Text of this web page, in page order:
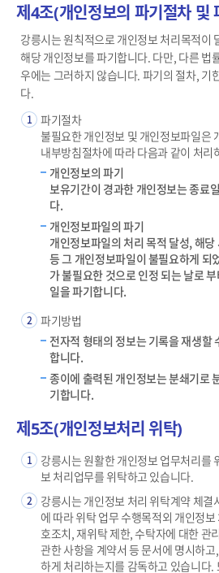
제4조(개인정보의 파기절차 및
강릉시는 원칙적으로 개인정보 처리목적이
해당 개인정보를 파기합니다. 다만, 다른 법
우에는 그러하지 않습니다. 파기의 절차, 기
다.
1
파기절차
불필요한 개인정보 및 개인정보파일은
내부방침절차에 따라 다음과 같이 처리
개인정보의 파기
보유기간이 경과한 개인정보는 종료
다.
개인정보파일의 파기
개인정보파일의 처리 목적 달성, 해
등 그 개인정보파일이 불필요하게 되
가 불필요한 것으로 인정 되는 날로
일을 파기합니다.
2 파기방법
전자적 형태의 정보는 기록을 재생할
합니다.
종이에 출력된 개인정보는 분쇄기로
기합니다.
제5조(개인정보처리 위탁)
1
강릉시는 원활한 개인정보 업무처리를
보 처리업무를 위탁하고 있습니다.
2
강릉시는 개인정보 처리 위탁계약 체
에 따라 위탁 업무 수행목적외 개인정
호조치, 재위탁 제한, 수탁자에 대한 관
관한 사항을 계약서 등 문서에 명시하
하게 처리하는지를 감독하고 있습니다